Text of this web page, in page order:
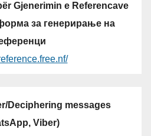
Gjenerimin e Referencave
за генерирање на
Deciphering messages
Viber)